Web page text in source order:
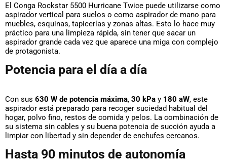
El Conga Rockstar 5500 Hurricane Twice puede utilizarse como
aspirador vertical para suelos o como aspirador de mano para
muebles, esquinas, tapicerías y zonas altas. Esto lo hace muy
práctico para una limpieza rápida, sin tener que sacar un
aspirador grande cada vez que aparece una miga con complejo
de protagonista.
Potencia para el día a día
Con sus 630 W de potencia máxima, 30 kPa y 180 aW, este
aspirador está preparado para recoger suciedad habitual del
hogar, polvo fino, restos de comida y pelos. La combinación de
su sistema sin cables y su buena potencia de succión ayuda a
limpiar con libertad y sin depender de enchufes cercanos.
Hasta 90 minutos de autonomía